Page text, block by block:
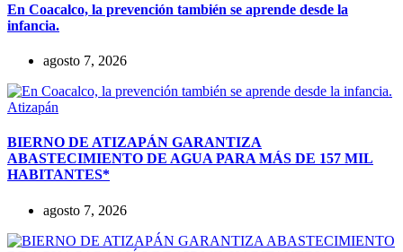
En Coacalco, la prevención también se aprende desde la
infancia.
agosto 7, 2026
Atizapán
BIERNO DE ATIZAPÁN GARANTIZA
ABASTECIMIENTO DE AGUA PARA MÁS DE 157 MIL
HABITANTES*
agosto 7, 2026